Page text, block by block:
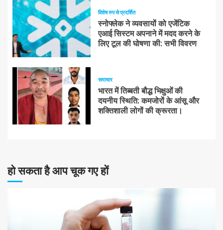
विशेष रुप से प्रदर्शित
स्नोफ्लेक ने व्यवसायों को एजेंटिक
एआई सिस्टम अपनाने में मदद करने के
लिए टूल की घोषणा की: सभी विवरण
समाचार
भारत में तिब्बती बौद्ध भिक्षुओं की
दयनीय स्थिति: कमजोरों के आंसू और
शक्तिशाली लोगों की क्रूरता।
हो सकता है आप चूक गए हों